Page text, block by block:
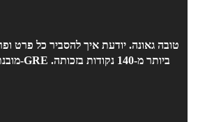
טובה גאונה. יודעת איך להסביר